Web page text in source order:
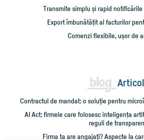
Transmite simplu și rapid notificările
Export îmbunătățit al facturilor
Comenzi flexibile, ușor de
Contractul de mandat: o soluție pentru
AI Act: firmele care folosesc inteligența
reguli de
Firma ta are angajați? Aspecte la